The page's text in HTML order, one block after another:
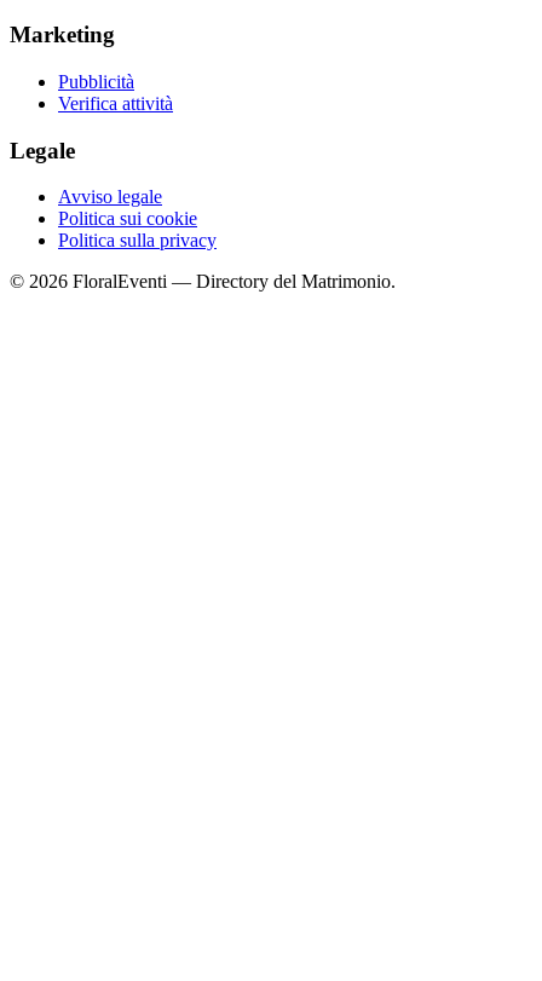
Marketing
Pubblicità
Verifica attività
Legale
Avviso legale
Politica sui cookie
Politica sulla privacy
© 2026 FloralEventi — Directory del Matrimonio.